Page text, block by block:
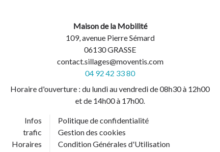
Maison de la Mobilité
109, avenue Pierre Sémard
06130 GRASSE
contact.sillages@moventis.com
04 92 42 33 80
Horaire d'ouverture : du lundi au vendredi de 08h30 à 12h00
et de 14h00 à 17h00.
Infos
trafic
Horaires
Politique de confidentialité
Gestion des cookies
Condition Générales d'Utilisation